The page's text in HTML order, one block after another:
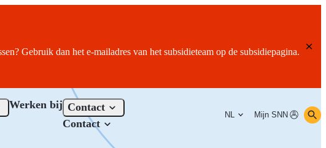
Gebruik dan het e-mailadres van het subsidieteam op de subsidiepagina.
Werken bij Contact
Contact
NL Mijn SNN